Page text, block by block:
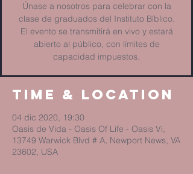
Únase a nosotros para celebrar con la
clase de graduados del Instituto Bíblico.
El evento se transmitirá en vivo y estará
abierto al público, con límites de
capacidad impuestos.
Time & Location
04 dic 2020, 19:30
Oasis de Vida - Oasis Of Life - Oasis Vi,
13749 Warwick Blvd # A, Newport News, VA
23602, USA